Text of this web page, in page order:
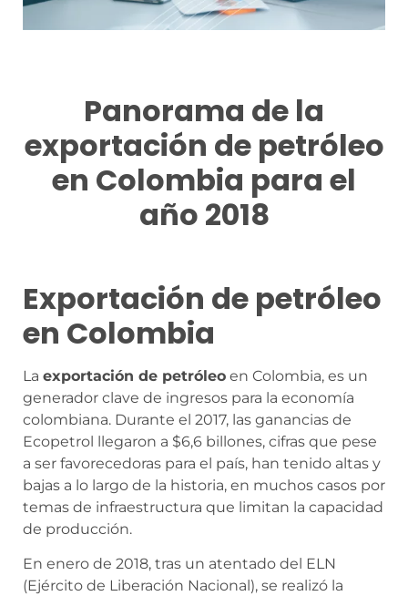
Panorama de la
exportación de petróleo
en Colombia para el
año 2018
Exportación de petróleo
en Colombia
La exportación de petróleo en Colombia, es un
generador clave de ingresos para la economía
colombiana. Durante el 2017, las ganancias de
Ecopetrol llegaron a $6,6 billones, cifras que pese
a ser favorecedoras para el país, han tenido altas y
bajas a lo largo de la historia, en muchos casos por
temas de infraestructura que limitan la capacidad
de producción.
En enero de 2018, tras un atentado del ELN
(Ejército de Liberación Nacional), se realizó la